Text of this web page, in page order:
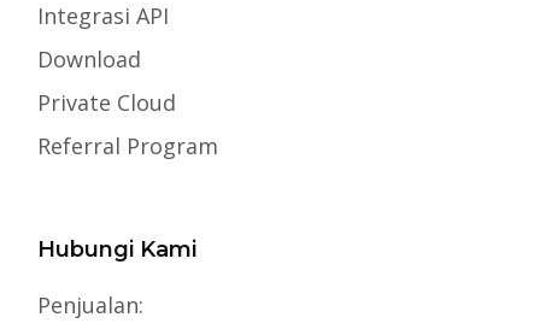
Integrasi API
Download
Private Cloud
Referral Program
Hubungi Kami
Penjualan: